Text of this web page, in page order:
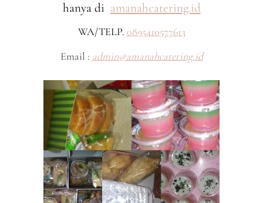
hanya di amanahcatering.id
WA/TELP. 0895410577613
Email : admin@amanahcatering.id